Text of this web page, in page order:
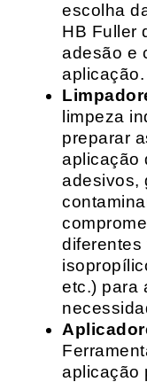
escolha
HB Fuller
adesão e
aplicação.
limpeza
preparar
aplicação
adesivos,
diferentes
etc.) para
aplicação